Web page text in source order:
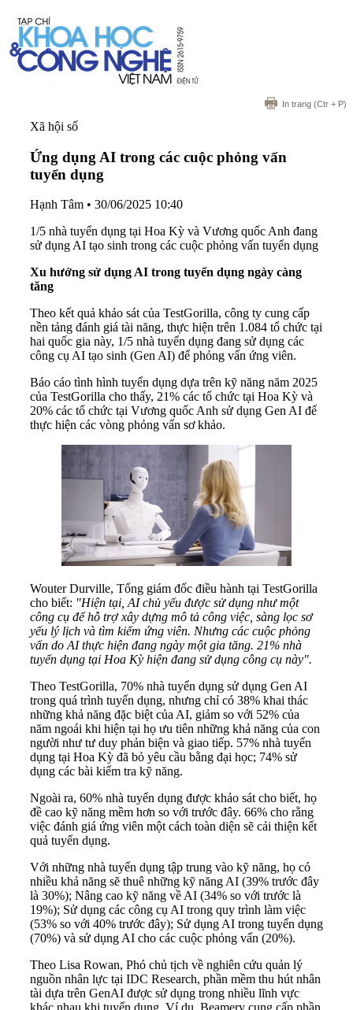
In trang (Ctr + P)
Xã hội số
Ứng dụng AI trong các cuộc phỏng vấn
tuyển dụng
Hạnh Tâm • 30/06/2025 10:40
1/5 nhà tuyển dụng tại Hoa Kỳ và Vương quốc Anh đang
sử dụng AI tạo sinh trong các cuộc phỏng vấn tuyển dụng
Xu hướng sử dụng AI trong tuyển dụng ngày càng
tăng
Theo kết quả khảo sát của TestGorilla, công ty cung cấp
nền tảng đánh giá tài năng, thực hiện trên 1.084 tổ chức tại
hai quốc gia này, 1/5 nhà tuyển dụng đang sử dụng các
công cụ AI tạo sinh (Gen AI) để phỏng vấn ứng viên.
Báo cáo tình hình tuyển dụng dựa trên kỹ năng năm 2025
của TestGorilla cho thấy, 21% các tổ chức tại Hoa Kỳ và
20% các tổ chức tại Vương quốc Anh sử dụng Gen AI để
thực hiện các vòng phỏng vấn sơ khảo.
Wouter Durville, Tổng giám đốc điều hành tại TestGorilla
cho biết: "Hiện tại, AI chủ yếu được sử dụng như một
công cụ để hỗ trợ xây dựng mô tả công việc, sàng lọc sơ
yếu lý lịch và tìm kiếm ứng viên. Nhưng các cuộc phỏng
vấn do AI thực hiện đang ngày một gia tăng. 21% nhà
tuyển dụng tại Hoa Kỳ hiện đang sử dụng công cụ này".
Theo TestGorilla, 70% nhà tuyển dụng sử dụng Gen AI
trong quá trình tuyển dụng, nhưng chỉ có 38% khai thác
những khả năng đặc biệt của AI, giảm so với 52% của
năm ngoái khi hiện tại họ ưu tiên những khả năng của con
người như tư duy phản biện và giao tiếp. 57% nhà tuyển
dụng tại Hoa Kỳ đã bỏ yêu cầu bằng đại học; 74% sử
dụng các bài kiểm tra kỹ năng.
Ngoài ra, 60% nhà tuyển dụng được khảo sát cho biết, họ
đề cao kỹ năng mềm hơn so với trước đây. 66% cho rằng
việc đánh giá ứng viên một cách toàn diện sẽ cải thiện kết
quả tuyển dụng.
Với những nhà tuyển dụng tập trung vào kỹ năng, họ có
nhiều khả năng sẽ thuê những kỹ năng AI (39% trước đây
là 30%); Nâng cao kỹ năng về AI (34% so với trước là
19%); Sử dụng các công cụ AI trong quy trình làm việc
(53% so với 40% trước đây); Sử dụng AI trong tuyển dụng
(70%) và sử dụng AI cho các cuộc phỏng vấn (20%).
Theo Lisa Rowan, Phó chủ tịch về nghiên cứu quản lý
nguồn nhân lực tại IDC Research, phần mềm thu hút nhân
tài dựa trên GenAI được sử dụng trong nhiều lĩnh vực